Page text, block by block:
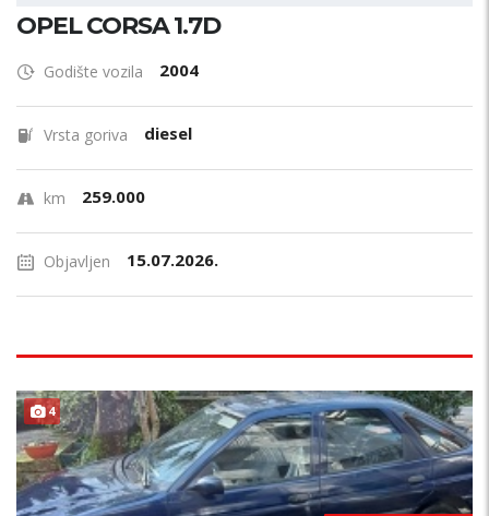
OPEL CORSA 1.7D
Godište vozila 2004
Vrsta goriva diesel
km 259.000
Objavljen 15.07.2026.
4